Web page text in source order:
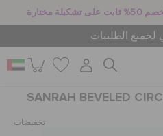
مختارة
الطلبيات
SANRAH BEVELED
تخفيضات